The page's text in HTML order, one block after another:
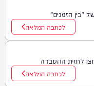
"בין הזמנים"
לכתבה המלאה
לחזית ההסברה
לכתבה המלאה